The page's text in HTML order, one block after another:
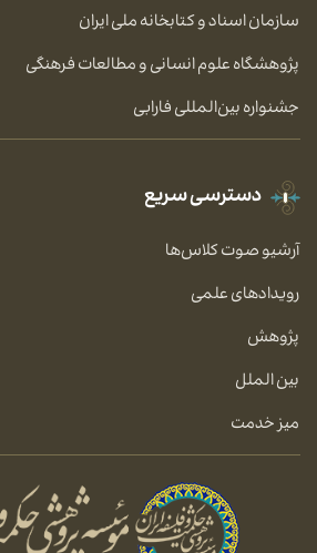
سازمان اسناد و کتابخانه ملی ایران
پژوهشگاه علوم انسانی و مطالعات فرهنگی
جشنواره بین‌المللی فارابی
دسترسی سریع
آرشیو صوت کلاس‌ها
رویدادهای علمی
پژوهش
بین الملل
میز خدمت